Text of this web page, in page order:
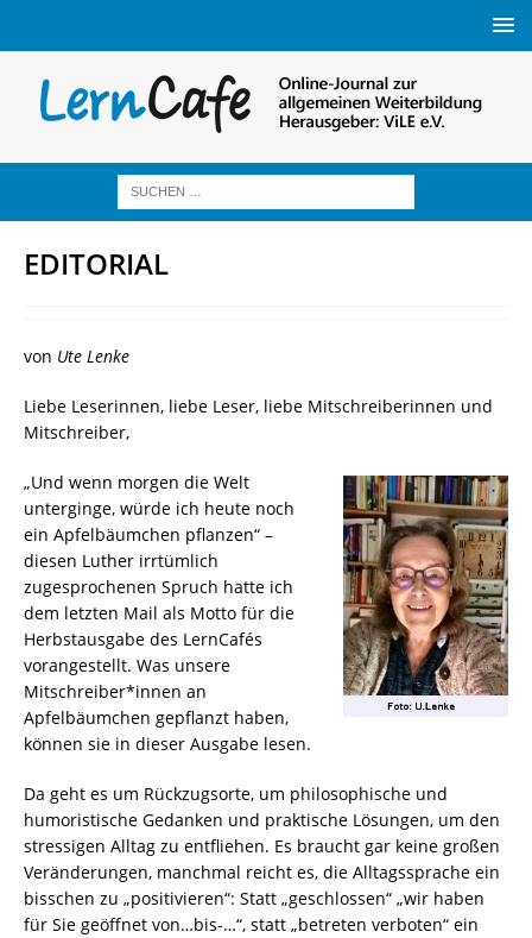
EDITORIAL
von Ute Lenke
Liebe Leserinnen, liebe Leser, liebe Mitschreiberinnen und
Mitschreiber,
„Und wenn morgen die Welt
unterginge, würde ich heute noch
ein Apfelbäumchen pflanzen“ –
diesen Luther irrtümlich
zugesprochenen Spruch hatte ich
dem letzten Mail als Motto für die
Herbstausgabe des LernCafés
vorangestellt. Was unsere
Mitschreiber*innen an
Apfelbäumchen gepflanzt haben,
können sie in dieser Ausgabe lesen.
Da geht es um Rückzugsorte, um philosophische und
humoristische Gedanken und praktische Lösungen, um den
stressigen Alltag zu entfliehen. Es braucht gar keine großen
Veränderungen, manchmal reicht es, die Alltagssprache ein
bisschen zu „positivieren“: Statt „geschlossen“ „wir haben
für Sie geöffnet von…bis-…“, statt „betreten verboten“ ein